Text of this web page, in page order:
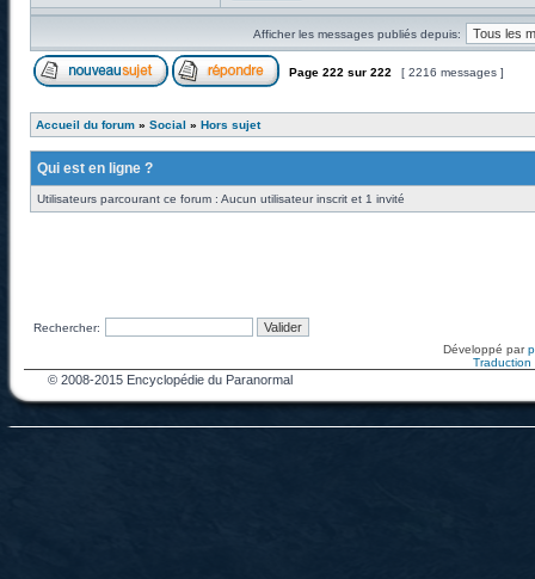
Afficher les messages publiés depuis:
Page 222 sur 222 [ 2216 messages ]
Accueil du forum » Social » Hors sujet
Qui est en ligne ?
Utilisateurs parcourant ce forum : Aucun utilisateur inscrit et 1 invité
Rechercher:
Développé par
Traduction
© 2008-2015 Encyclopédie du Paranormal